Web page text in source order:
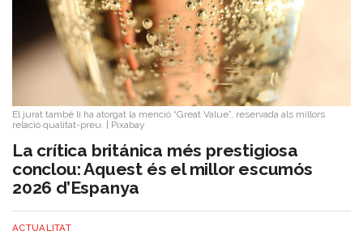
El jurat també li ha atorgat la menció “Great Value”, reservada als millors
relació qualitat-preu.
Pixabay
La crítica británica més prestigiosa
conclou: Aquest és el millor escumós
2026 d’Espanya
ACTUALITAT